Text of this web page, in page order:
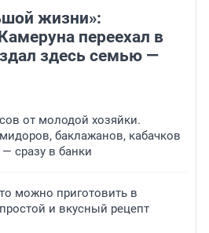
жизни»:
переехал в
здесь семью —
от молодой хозяйки.
баклажанов, кабачков
— сразу в банки
можно приготовить в
и вкусный рецепт